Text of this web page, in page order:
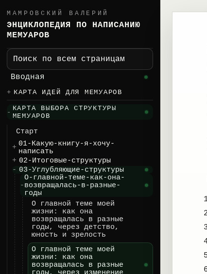
МАМРОВСКИЙ ВАЛЕРИЙ
ЭНЦИКЛОПЕДИЯ ПО НАПИСАНИЮ
МЕМУАРОВ
Поиск по всем страницам
Вводная
КАРТА ИДЕЙ ДЛЯ МЕМУАРОВ
КАРТА ВЫБОРА СТРУКТУРЫ
МЕМУАРОВ
Старт
01-Какую-книгу-я-хочу-
написать
02-Итоговые-структуры
03-Углубляющие-структуры
О-главной-теме-как-она-
возвращалась-в-разные-
годы
О главной теме моей
жизни: как она
возвращалась в разные
годы, через детство,
юность и зрелость
О главной теме моей
жизни: как она
возвращалась в разные